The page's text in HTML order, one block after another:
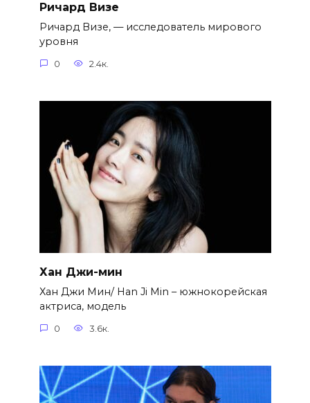
Ричард Визе
Ричард Визе, — исследователь мирового
уровня
0 2.4к.
Хан Джи-мин
Хан Джи Мин/ Han Ji Min – южнокорейская
актриса, модель
0 3.6к.